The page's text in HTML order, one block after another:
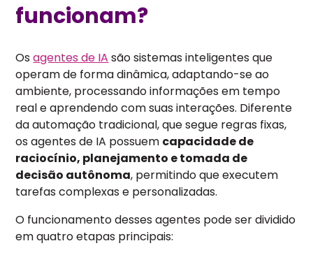
funcionam?
Osagentes de IA são sistemas inteligentes que
operam de forma dinâmica, adaptando-se ao
ambiente, processando informações em tempo
real e aprendendo com suas interações. Diferente
da automação tradicional, que segue regras fixas,
os agentes de IA possuem capacidade de
raciocínio, planejamento e tomada de
decisão autônoma, permitindo que executem
tarefas complexas e personalizadas.
O funcionamento desses agentes pode ser dividido
em quatro etapas principais: